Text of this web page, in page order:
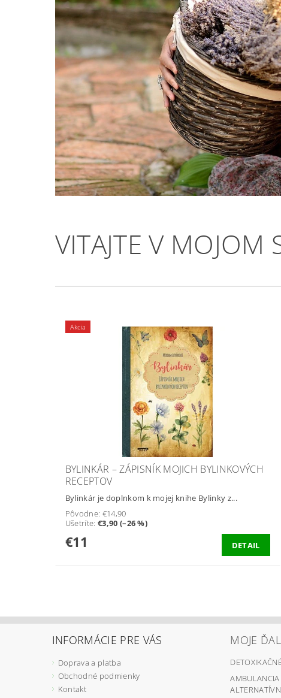
VITAJTE V MOJOM
Akcia
BYLINKÁR – ZÁPISNÍK MOJICH BYLINKOVÝCH
RECEPTOV
Bylinkár je doplnkom k mojej knihe Bylinky z...
Pôvodne: €14,90
Ušetríte: €3,90 (–26 %)
€11 DETAIL
INFORMÁCIE PRE VÁS
Doprava a platba
Obchodné podmienky
Kontakt
MOJE
AMBULANCIA